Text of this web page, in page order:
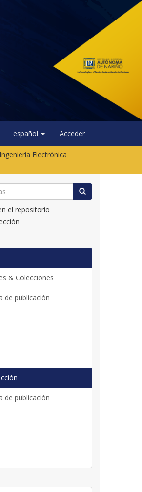
español Acceder
Ingeniería Electrónica
el repositorio
& Colecciones
de publicación
de publicación